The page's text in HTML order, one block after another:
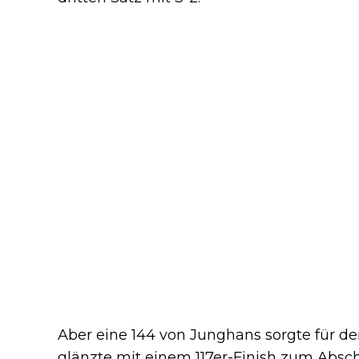
Aber eine 144 von Junghans sorgte für